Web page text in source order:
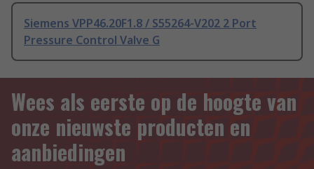
Siemens VPP46.20F1.8 / S55264-V202 2 Port
Pressure Control Valve G
Wees als eerste op de hoogte van
onze nieuwste producten en
aanbiedingen